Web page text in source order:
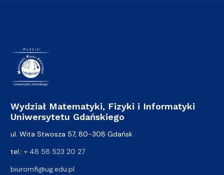
Wydział Matematyki, Fizyki i Informatyki
Uniwersytetu Gdańskiego
ul. Wita Stwosza 57, 80-308 Gdańsk
tel.: + 48 58 523 20 27
biuromfi@ug.edu.pl